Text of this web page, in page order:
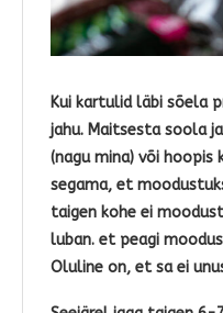
Kui kartulid läbi sõela
jahu. Maitsesta soola
(nagu mina) või hoopis
segama, et
taigen kohe ei
luban. et peagi
Oluline on, et sa ei